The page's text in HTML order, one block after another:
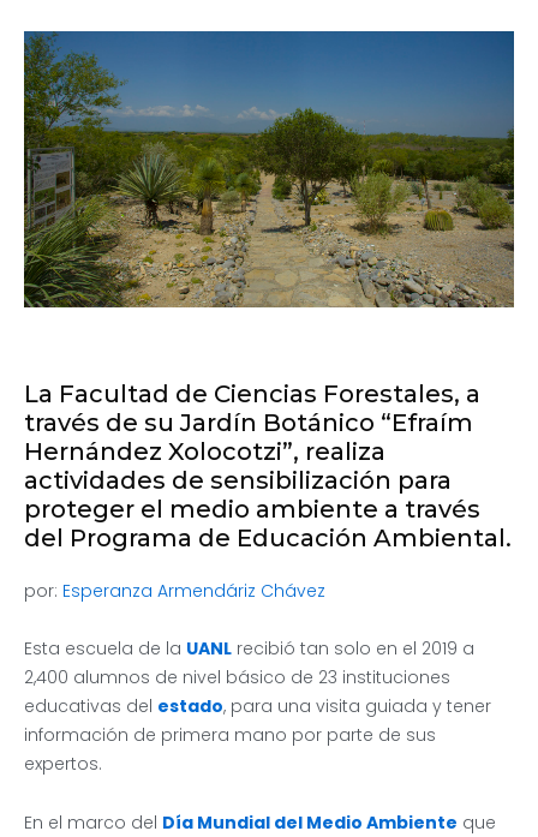
La Facultad de Ciencias Forestales, a
través de su Jardín Botánico “Efraím
Hernández Xolocotzi”, realiza
actividades de sensibilización para
proteger el medio ambiente a través
del Programa de Educación Ambiental.
por: Esperanza Armendáriz Chávez
Esta escuela de la UANL recibió tan solo en el 2019 a
2,400 alumnos de nivel básico de 23 instituciones
educativas del estado, para una visita guiada y tener
información de primera mano por parte de sus
expertos.
En el marco del Día Mundial del Medio Ambiente que